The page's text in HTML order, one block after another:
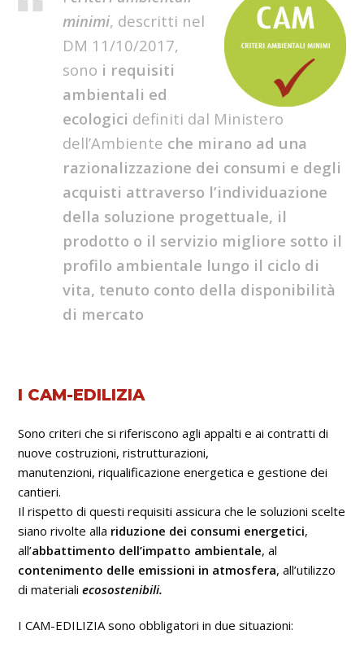
minimi, descritti nel
DM 11/10/2017,
sono i requisiti
ambientali ed
ecologici definiti dal Ministero
dell’Ambiente che mirano ad una
razionalizzazione dei consumi e degli
acquisti attraverso l’individuazione
della soluzione progettuale, il
prodotto o il servizio migliore sotto il
profilo ambientale lungo il ciclo di
vita, tenuto conto della disponibilità
di mercato
I CAM-EDILIZIA
Sono criteri che si riferiscono agli appalti e ai contratti di
nuove costruzioni, ristrutturazioni,
manutenzioni, riqualificazione energetica e gestione dei
cantieri.
Il rispetto di questi requisiti assicura che le soluzioni scelte
siano rivolte alla riduzione dei consumi energetici,
all’abbattimento dell’impatto ambientale, al
contenimento delle emissioni in atmosfera, all’utilizzo
di materialiecosostenibili.
I CAM-EDILIZIA sono obbligatori in due situazioni: